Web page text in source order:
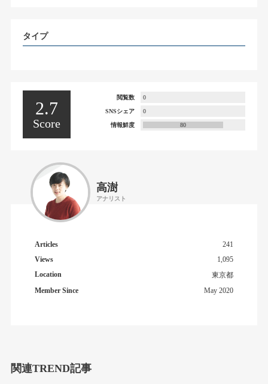
タイプ
2.7
Score
閲覧数 0
SNSシェア 0
情報鮮度 80
高澍
アナリスト
Articles
241
Views
1,095
Location
東京都
Member Since
May 2020
関連TREND記事